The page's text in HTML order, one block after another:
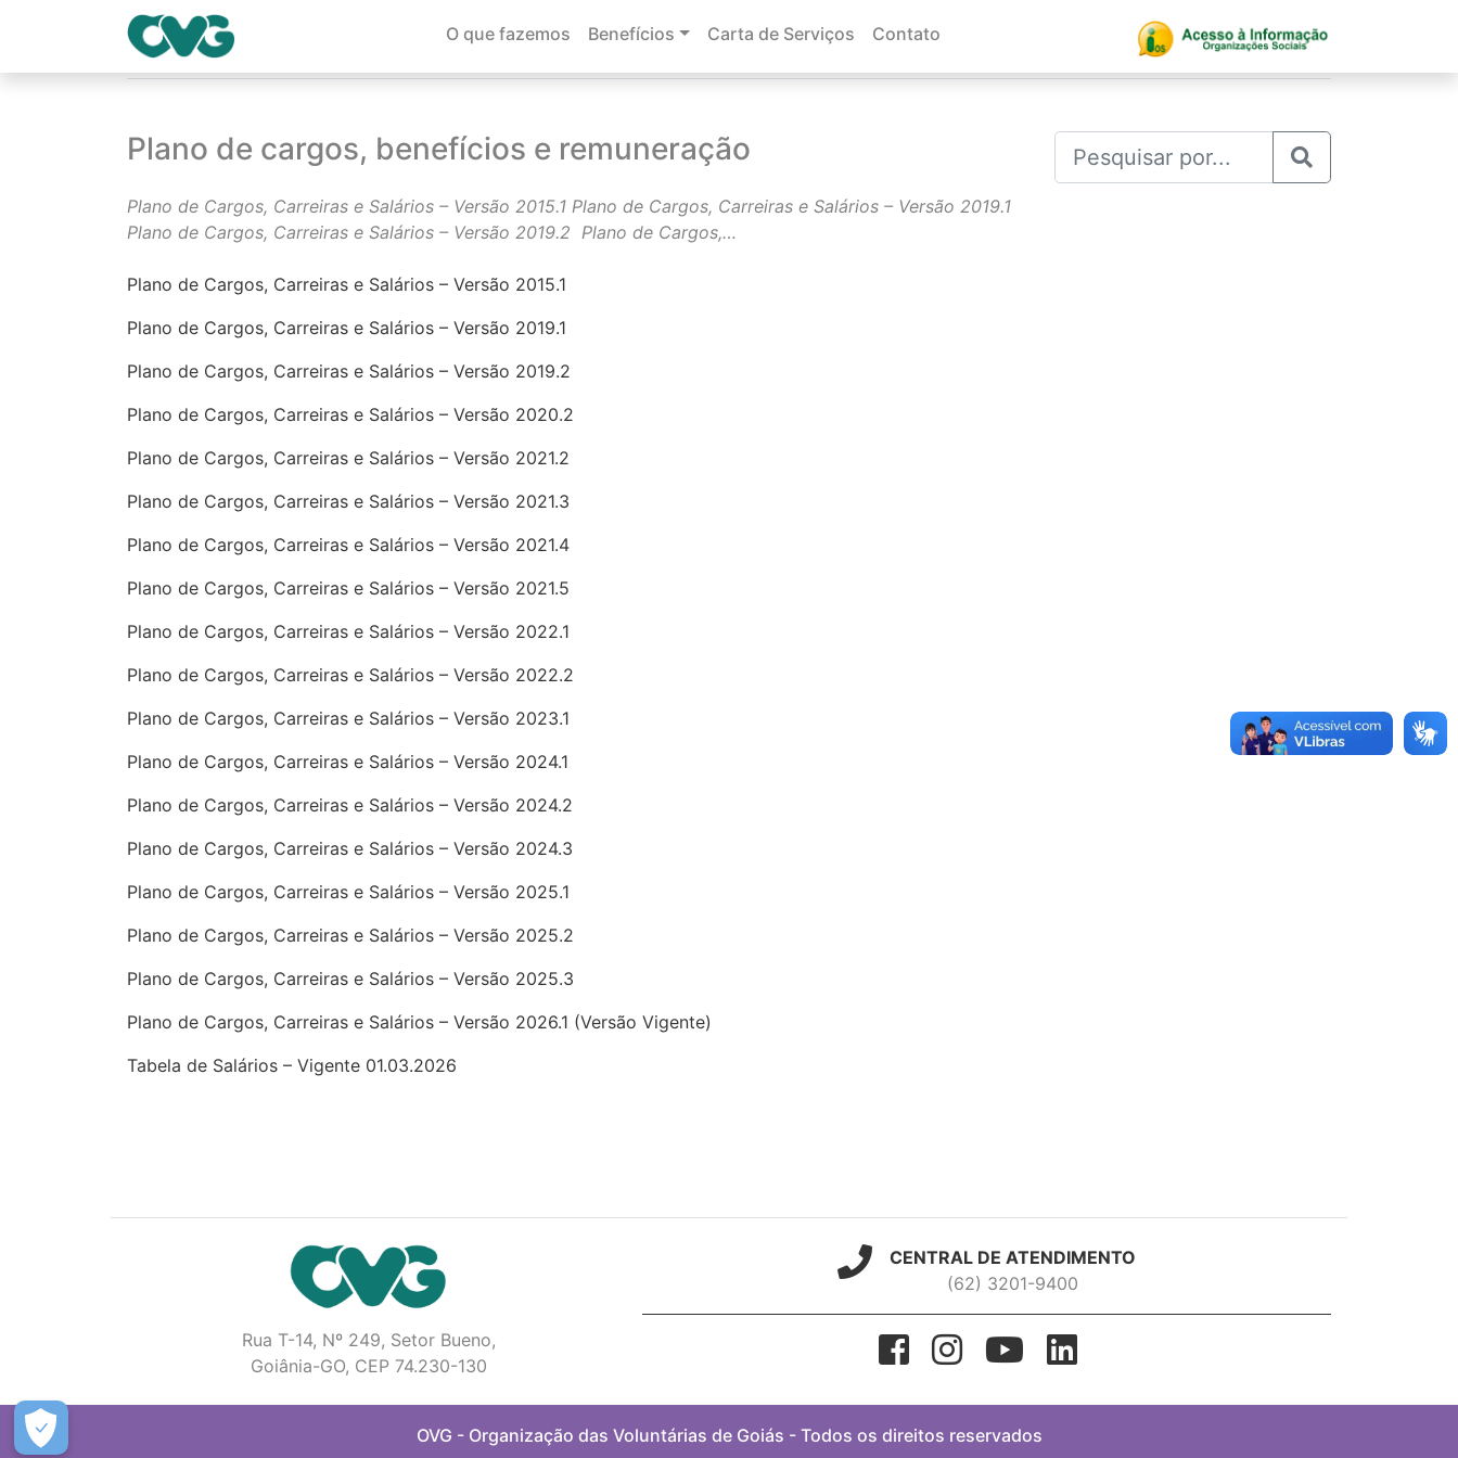
O que fazemos Benefícios Carta de Serviços
Contato
Página Inicial
Plano de cargos, benefícios e remuneração
Plano de Cargos, Carreiras e Salários – Versão 2015.1 Plano de Cargos, Carreiras e Salários – Versão 2019.1
Plano de Cargos, Carreiras e Salários – Versão 2019.2 Plano de Cargos,…
Plano de Cargos, Carreiras e Salários – Versão 2015.1
Plano de Cargos, Carreiras e Salários – Versão 2019.1
Plano de Cargos, Carreiras e Salários – Versão 2019.2
Plano de Cargos, Carreiras e Salários – Versão 2020.2
Plano de Cargos, Carreiras e Salários – Versão 2021.2
Plano de Cargos, Carreiras e Salários – Versão 2021.3
Plano de Cargos, Carreiras e Salários – Versão 2021.4
Plano de Cargos, Carreiras e Salários – Versão 2021.5
Plano de Cargos, Carreiras e Salários – Versão 2022.1
Plano de Cargos, Carreiras e Salários – Versão 2022.2
Plano de Cargos, Carreiras e Salários – Versão 2023.1
Plano de Cargos, Carreiras e Salários – Versão 2024.1
Plano de Cargos, Carreiras e Salários – Versão 2024.2
Plano de Cargos, Carreiras e Salários – Versão 2024.3
Plano de Cargos, Carreiras e Salários – Versão 2025.1
Plano de Cargos, Carreiras e Salários – Versão 2025.2
Plano de Cargos, Carreiras e Salários – Versão 2025.3
Plano de Cargos, Carreiras e Salários – Versão 2026.1 (Versão Vigente)
Tabela de Salários – Vigente 01.03.2026
Rua T-14, Nº 249, Setor Bueno,
Goiânia-GO, CEP 74.230-130
CENTRAL DE ATENDIMENTO
(62) 3201-9400
OVG - Organização das Voluntárias de Goiás - Todos os direitos reservados